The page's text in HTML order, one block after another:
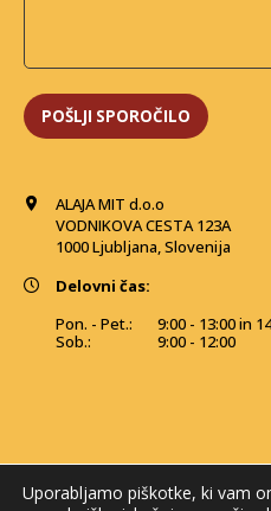
ALAJA MIT d.o.o
VODNIKOVA CESTA 123A
1000 Ljubljana, Slovenija
Delovni čas:
Pon. - Pet.:
Sob.:
9:00 - 13:00 in
9:00 - 12:00
Uporabljamo piškotke, ki vam